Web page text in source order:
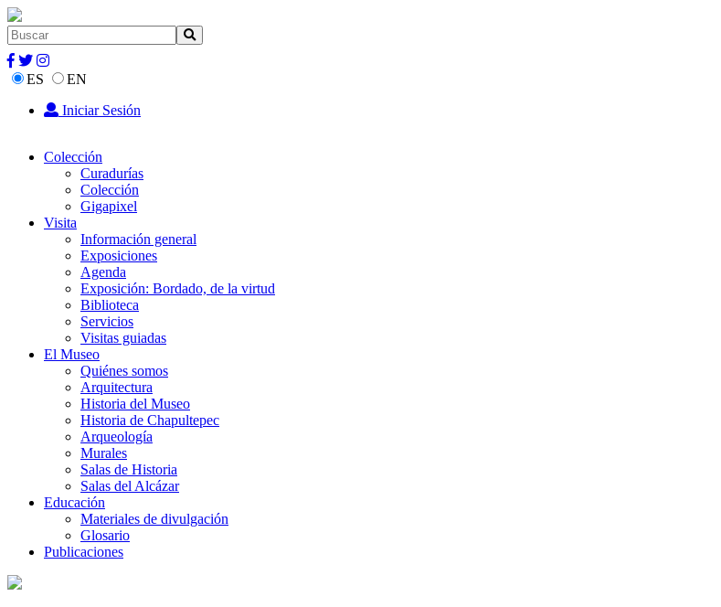
ES
EN
Iniciar Sesión
Colección
Curadurías
Colección
Gigapixel
Visita
Información general
Exposiciones
Agenda
Exposición: Bordado, de la virtud
Biblioteca
Servicios
Visitas guiadas
El Museo
Quiénes somos
Arquitectura
Historia del Museo
Historia de Chapultepec
Arqueología
Murales
Salas de Historia
Salas del Alcázar
Educación
Materiales de divulgación
Glosario
Publicaciones